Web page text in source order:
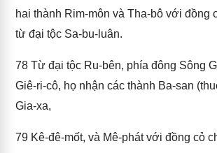
hai thành Rim-môn và Tha-bô với đồng
từ đại tộc Sa-bu-luân.
78 Từ đại tộc Ru-bên, phía đông Sông
Giê-ri-cô, họ nhận các thành Ba-san
Gia-xa,
79 Kê-đê-mốt, và Mê-phát với đồng cỏ